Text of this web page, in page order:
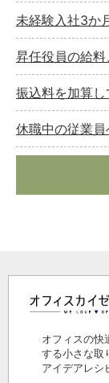
未経験入社3か
昇任役員の給
振込料を加算
休職中の従業
オフィスの快
する小さな取
アイデアレシ